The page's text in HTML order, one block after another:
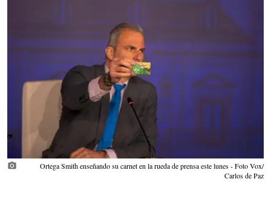
photo_camera
Ortega Smith enseñando su carnet en la rueda de prensa este lunes - Foto Vox/
Carlos de Paz